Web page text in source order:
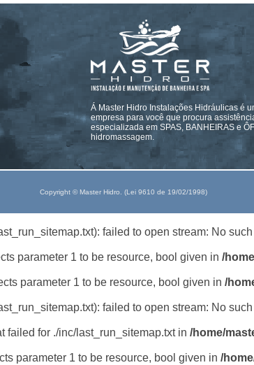
Á Master Hidro Instalações Hidráulicas é
empresa para você que procura
especializada em SPAS, BANHEIRAS e
hidromassagem.
Copyright © Master Hidro. (Lei 9610 de 19/02/1998)
failed to open stream: No
parameter 1 to be resource, bool given in /
parameter 1 to be resource, bool given in /
failed to open stream: No
failed for ./inc/last_run_sitemap.txt in /home/
parameter 1 to be resource, bool given in /